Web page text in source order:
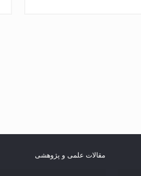
مقالات علمی و پژوهشی